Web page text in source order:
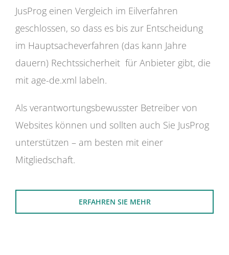
JusProg einen Vergleich im Eilverfahren
geschlossen, so dass es bis zur Entscheidung
im Hauptsacheverfahren (das kann Jahre
dauern) Rechtssicherheit für Anbieter gibt, die
mit age-de.xml labeln.
Als verantwortungsbewusster Betreiber von
Websites können und sollten auch Sie JusProg
unterstützen – am besten mit einer
Mitgliedschaft.
ERFAHREN SIE MEHR